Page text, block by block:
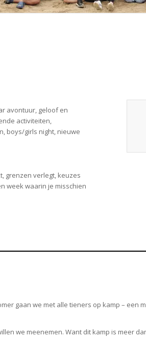
avontuur, geloof en
activiteiten,
boys/girls night, nieuwe
grenzen verlegt, keuzes
week waarin je misschien
gaan we met alle tieners op kamp –
we meenemen. Want dit kamp is meer